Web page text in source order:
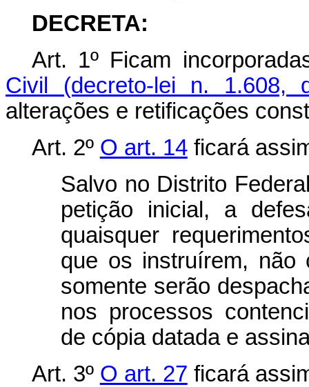
DECRETA:
Art. 1º Ficam
Civil (decreto-lei n. 1.608,
alterações e retificações
Art. 2º O art. 14ficará
Salvo no Distrito
petição inicial, a
quaisquer
que os instruírem, não
somente serão
nos processos
de cópia datada e
Art. 3º O art. 27 ficará